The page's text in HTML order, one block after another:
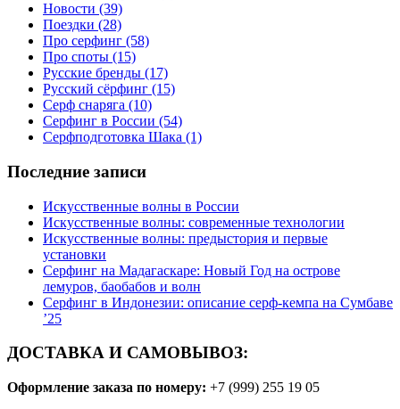
Новости (39)
Поездки (28)
Про серфинг (58)
Про споты (15)
Русские бренды (17)
Русский сёрфинг (15)
Серф снаряга (10)
Серфинг в России (54)
Серфподготовка Шака (1)
Последние записи
Искусственные волны в России
Искусственные волны: современные технологии
Искусственные волны: предыстория и первые
установки
Серфинг на Мадагаскаре: Новый Год на острове
лемуров, баобабов и волн
Серфинг в Индонезии: описание серф-кемпа на Сумбаве
’25
ДОСТАВКА И САМОВЫВОЗ:
Оформление заказа по номеру: +7 (999) 255 19 05